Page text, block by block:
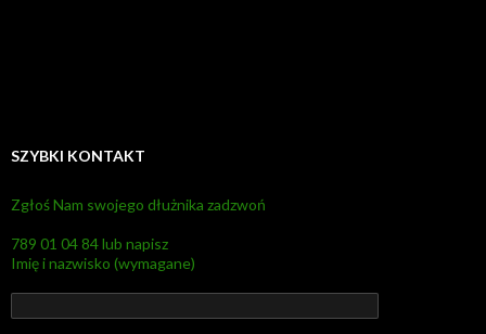
SZYBKI KONTAKT
Zgłoś Nam swojego dłużnika zadzwoń
789 01 04 84 lub napisz
Imię i nazwisko (wymagane)